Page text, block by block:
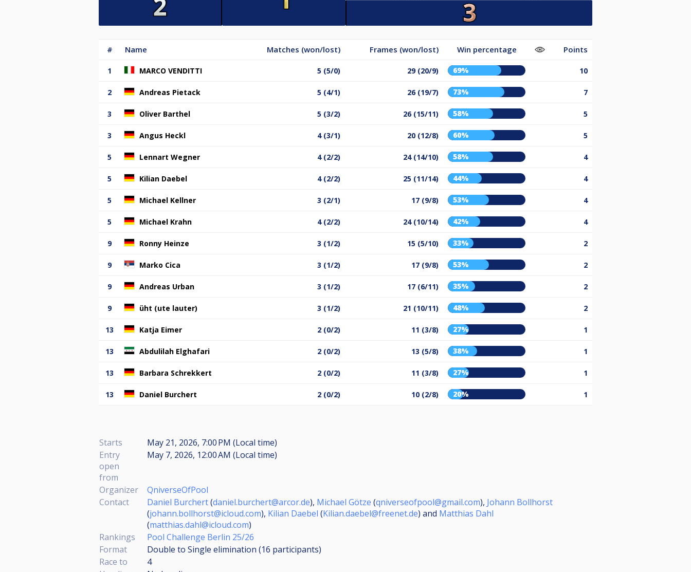
# Name Matches (won/lost) Frames (won/lost) Win percentage Points
1 MARCO VENDITTI 5 (5/0) 29 (20/9) 69% 10
2 Andreas Pietack 5 (4/1) 26 (19/7) 73% 7
3 Oliver Barthel 5 (3/2) 26 (15/11) 58% 5
3 Angus Heckl 4 (3/1) 20 (12/8) 60% 5
5 Lennart Wegner 4 (2/2) 24 (14/10) 58% 4
5 Kilian Daebel 4 (2/2) 25 (11/14) 44% 4
5 Michael Kellner 3 (2/1) 17 (9/8) 53% 4
5 Michael Krahn 4 (2/2) 24 (10/14) 42% 4
9 Ronny Heinze 3 (1/2) 15 (5/10) 33% 2
9 Marko Cica 3 (1/2) 17 (9/8) 53% 2
9 Andreas Urban 3 (1/2) 17 (6/11) 35% 2
9 üht (ute lauter) 3 (1/2) 21 (10/11) 48% 2
13 Katja Eimer 2 (0/2) 11 (3/8) 27% 1
13 Abdulilah Elghafari 2 (0/2) 13 (5/8) 38% 1
13 Barbara Schrekkert 2 (0/2) 11 (3/8) 27% 1
13 Daniel Burchert 2 (0/2) 10 (2/8) 20% 1
Starts
May 21, 2026, 7:00 PM (Local time)
Entry
open
from
May 7, 2026, 12:00 AM (Local time)
Organizer
QniverseOfPool
Contact
Daniel Burchert(daniel.burchert@arcor.de), Michael Götze (qniverseofpool@gmail.com), Johann Bollhorst
(johann.bollhorst@icloud.com), Kilian Daebel (Kilian.daebel@freenet.de) and Matthias Dahl
(matthias.dahl@icloud.com)
Rankings
Pool Challenge Berlin 25/26
Format
Double to Single elimination (16 participants)
Race to
4